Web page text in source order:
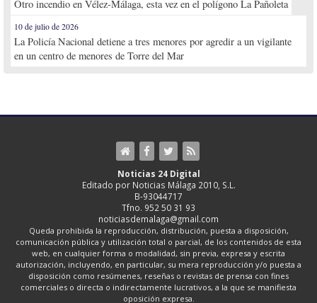
Otro incendio en Vélez-Málaga, esta vez en el polígono La Pañoleta
10 de julio de 2026
La Policía Nacional detiene a tres menores por agredir a un vigilante
en un centro de menores de Torre del Mar
Noticias 24 Digital
Editado por Noticias Málaga 2010, S.L.
B-93044717
Tfno. 952 50 31 93
noticiasdemalaga@gmail.com
Queda prohibida la reproducción, distribución, puesta a disposición,
comunicación pública y utilización total o parcial, de los contenidos de esta
web, en cualquier forma o modalidad, sin previa, expresa y escrita
autorización, incluyendo, en particular, su mera reproducción y/o puesta a
disposición como resúmenes, reseñas o revistas de prensa con fines
comerciales o directa o indirectamente lucrativos, a la que se manifiesta
oposición expresa.